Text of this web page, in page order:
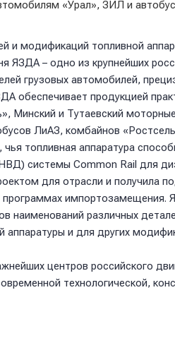
«Урал», ЗИЛ и
модификаций топливной
ЯЗДА – одно из крупнейших
грузовых автомобилей,
обеспечивает продукцией
Минский и Тутаевский
ЛиАЗ, комбайнов
топливная аппаратура
системы Common Rail для
для отрасли и получила
импортозамещения.
различных
и для других
центров российского
технологической,